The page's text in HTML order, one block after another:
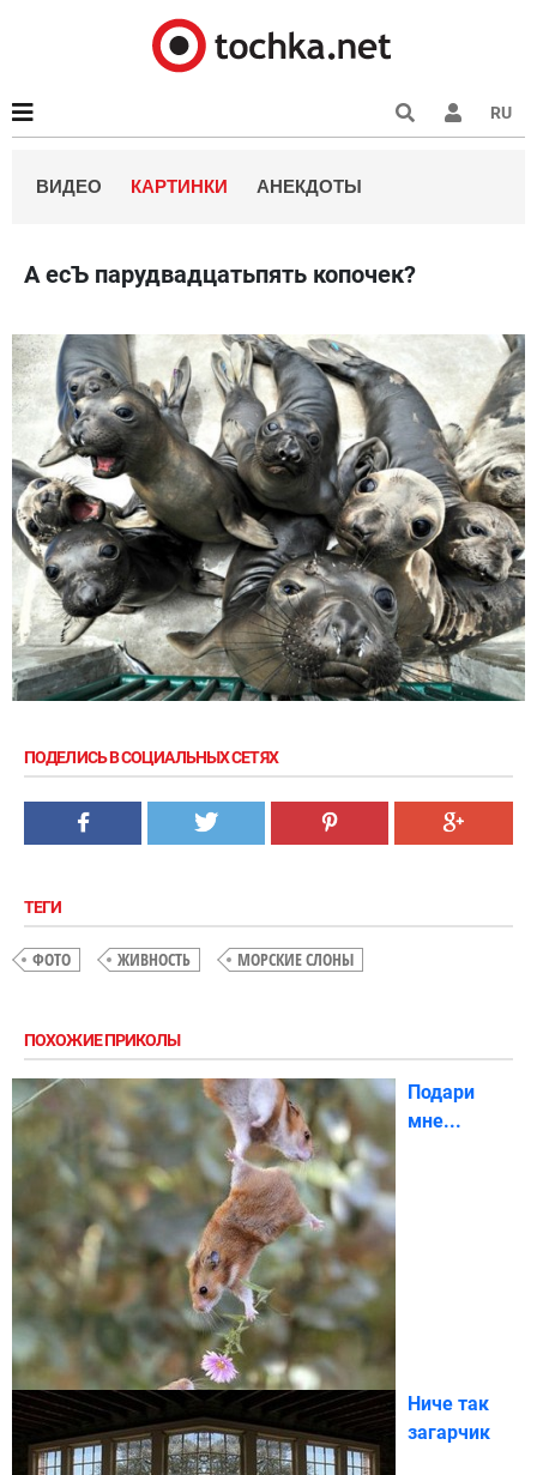
RU
ВИДЕО КАРТИНКИ АНЕКДОТЫ
А есЪ парудвадцатьпять копочек?
ПОДЕЛИСЬ В СОЦИАЛЬНЫХ СЕТЯХ
ТЕГИ
ФОТО ЖИВНОСТЬ МОРСКИЕ СЛОНЫ
ПОХОЖИЕ ПРИКОЛЫ
Подари
мне...
Ниче так
загарчик